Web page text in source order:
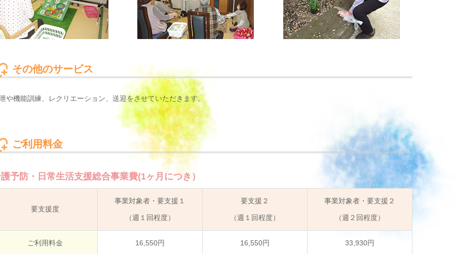
その他のサービス
や機能訓練、レクリエーション、送迎をさせていただきます。
ご利用料金
予防・日常生活支援総合事業費(1ヶ月につき）
要支援度
事業対象者・要支援１
（週１回程度）
要支援２
（週１回程度）
事業対象者・要支援２
（週２回程度）
ご利用料金 16,550円 16,550円 33,930円